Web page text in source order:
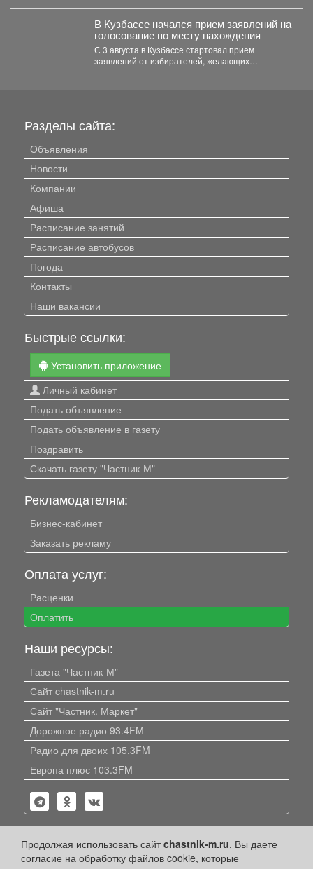
В Кузбассе начался прием заявлений на
голосование по месту нахождения
С 3 августа в Кузбассе стартовал прием
заявлений от избирателей, желающих
Продолжая использовать сайтchastnik-m.ru, Вы даете
согласие на обработку файлов cookie, которые
Разделы сайта:
Объявления
Новости
Компании
Афиша
Расписание занятий
Расписание автобусов
Погода
Контакты
Наши вакансии
Быстрые ссылки:
Установить приложение
Личный кабинет
Подать объявление
Подать объявление в газету
Поздравить
Скачать газету "Частник-М"
Рекламодателям:
Бизнес-кабинет
Заказать рекламу
Оплата услуг:
Расценки
Оплатить
Наши ресурсы:
Газета "Частник-М"
Сайт chastnik-m.ru
Сайт "Частник. Маркет"
Дорожное радио 93.4FM
Радио для двоих 105.3FM
Европа плюс 103.3FM